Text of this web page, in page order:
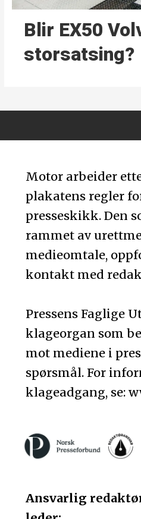
Blir EX50
storsatsing?
Motor arbeider
plakatens regler
presseskikk. Den
rammet av
medieomtale,
kontakt med
Pressens Faglige
klageorgan som
mot mediene i
spørsmål. For
klageadgang, se:
Ansvarlig